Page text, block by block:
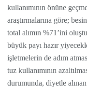
kullanımının önüne
araştırmalarına göre;
total alımın %71’ini
büyük payı hazır
işletmelerin de adım
tuz kullanımının
durumunda, diyetle alınan